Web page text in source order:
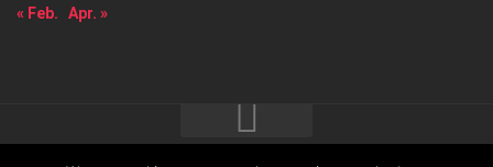
« Feb.
Apr. »